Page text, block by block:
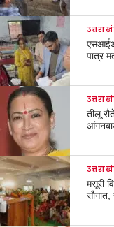
पात्र
तीलू
मसूरी
सौगात,